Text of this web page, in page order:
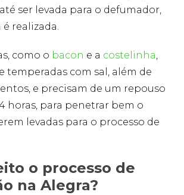
ser levada para o defumador,
realizada.
como o bacon e a costelinha,
temperadas com sal, além de
e precisam de um repouso
horas, para penetrar bem o
levadas para o processo de
o processo de
na Alegra?